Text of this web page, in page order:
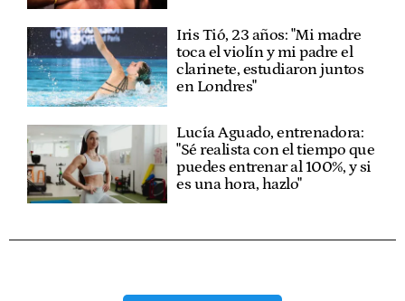
Iris Tió, 23 años: "Mi madre
toca el violín y mi padre el
clarinete, estudiaron juntos
en Londres"
Lucía Aguado, entrenadora:
"Sé realista con el tiempo que
puedes entrenar al 100%, y si
es una hora, hazlo"